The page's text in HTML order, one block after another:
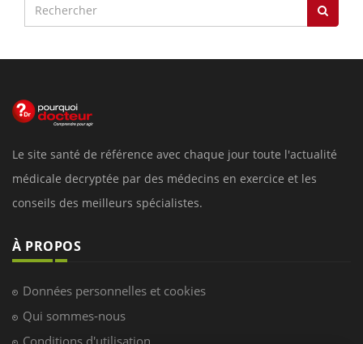
Le site santé de référence avec chaque jour toute l'actualité
médicale decryptée par des médecins en exercice et les
conseils des meilleurs spécialistes.
À PROPOS
Données personnelles et cookies
Qui sommes-nous
Conditions d'utilisation